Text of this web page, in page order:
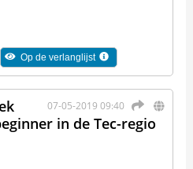
Op de verlanglijst
07-05-2019 09:40
in de Tec-regio